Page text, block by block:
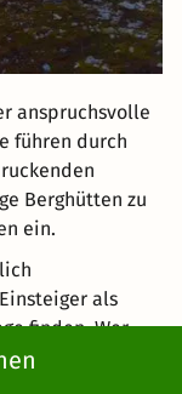
anspruchsvolle
führen durch
Berghütten zu
ein.
als
finden. Wer
oft besonders